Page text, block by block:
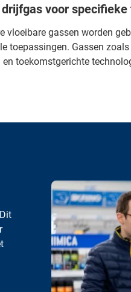
voor
vloeibare gassen worden
toepassingen. Gassen zoals
toekomstgerichte